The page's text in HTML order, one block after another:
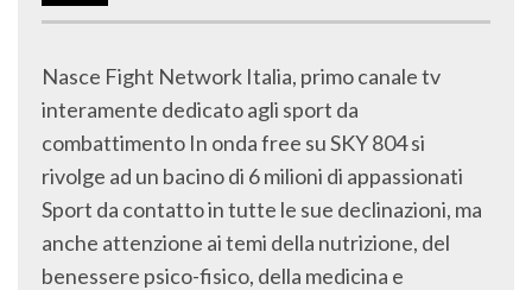
Nasce Fight Network Italia, primo canale tv
interamente dedicato agli sport da
combattimento In onda free su SKY 804 si
rivolge ad un bacino di 6 milioni di appassionati
Sport da contatto in tutte le sue declinazioni, ma
anche attenzione ai temi della nutrizione, del
benessere psico-fisico, della medicina e